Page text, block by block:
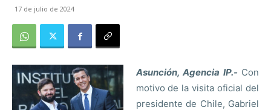
17 de julio de 2024
Asunción, Agencia IP.- Con
motivo de la visita oficial del
presidente de Chile, Gabriel